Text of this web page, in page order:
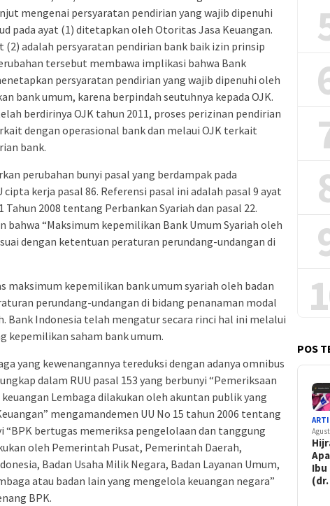
mengenai persyaratan pendirian yang wajib dipenuhi
pada ayat (1) ditetapkan oleh Otoritas Jasa Keuangan.
(2) adalah persyaratan pendirian bank baik izin prinsip
tersebut membawa implikasi bahwa Bank
persyaratan pendirian yang wajib dipenuhi oleh
bank umum, karena berpindah seutuhnya kepada OJK.
berdirinya OJK tahun 2011, proses perizinan pendirian
dengan operasional bank dan melaui OJK terkait
bank.
perubahan bunyi pasal yang berdampak pada
cipta kerja pasal 86. Referensi pasal ini adalah pasal 9 ayat
Tahun 2008 tentang Perbankan Syariah dan pasal 22.
bahwa “Maksimum kepemilikan Bank Umum Syariah oleh
dengan ketentuan peraturan perundang-undangan di
maksimum kepemilikan bank umum syariah oleh badan
perundang-undangan di bidang penanaman modal
Bank Indonesia telah mengatur secara rinci hal ini melalui
kepemilikan saham bank umum.
yang kewenangannya tereduksi dengan adanya omnibus
dalam RUU pasal 153 yang berbunyi “Pemeriksaan
Lembaga dilakukan oleh akuntan publik yang
mengamandemen UU No 15 tahun 2006 tentang
“BPK bertugas memeriksa pengelolaan dan tanggung
oleh Pemerintah Pusat, Pemerintah Daerah,
Badan Usaha Milik Negara, Badan Layanan Umum,
atau badan lain yang mengelola keuangan negara”
BPK.
POS
Ibu